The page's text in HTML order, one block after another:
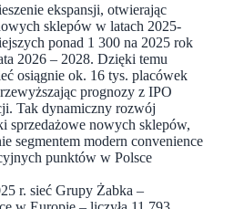
ekspansji, otwierając
sklepów w latach 2025-
ponad 1 300 na 2025 rok
2026 – 2028. Dzięki temu
osiągnie ok. 16 tys. placówek
prognozy z IPO
Tak dynamiczny rozwój
sprzedażowe nowych sklepów,
segmentem modern convenience
punktów w Polsce
r. sieć Grupy Żabka –